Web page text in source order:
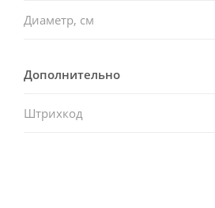
Диаметр, см
Дополнительно
Штрихкод